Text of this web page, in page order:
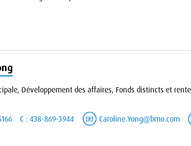
Développement des affaires, Fonds distincts et
C : 438-869-3944 Caroline.Yong@bmo.com